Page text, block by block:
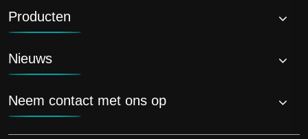
Producten
Nieuws
Neem contact met ons op